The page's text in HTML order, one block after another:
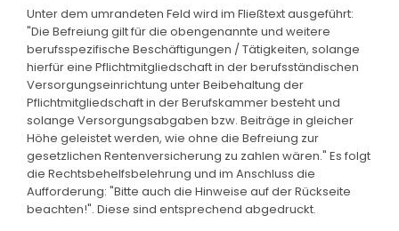
Unter dem umrandeten Feld wird im Fließtext ausgeführt:
"Die Befreiung gilt für die obengenannte und weitere
berufsspezifische Beschäftigungen / Tätigkeiten, solange
hierfür eine Pflichtmitgliedschaft in der berufsständischen
Versorgungseinrichtung unter Beibehaltung der
Pflichtmitgliedschaft in der Berufskammer besteht und
solange Versorgungsabgaben bzw. Beiträge in gleicher
Höhe geleistet werden, wie ohne die Befreiung zur
gesetzlichen Rentenversicherung zu zahlen wären." Es folgt
die Rechtsbehelfsbelehrung und im Anschluss die
Aufforderung: "Bitte auch die Hinweise auf der Rückseite
beachten!". Diese sind entsprechend abgedruckt.